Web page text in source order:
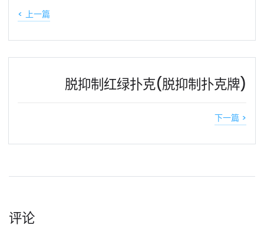
< 上一篇
脱抑制红绿扑克(脱抑制扑克牌)
下一篇 >
评论